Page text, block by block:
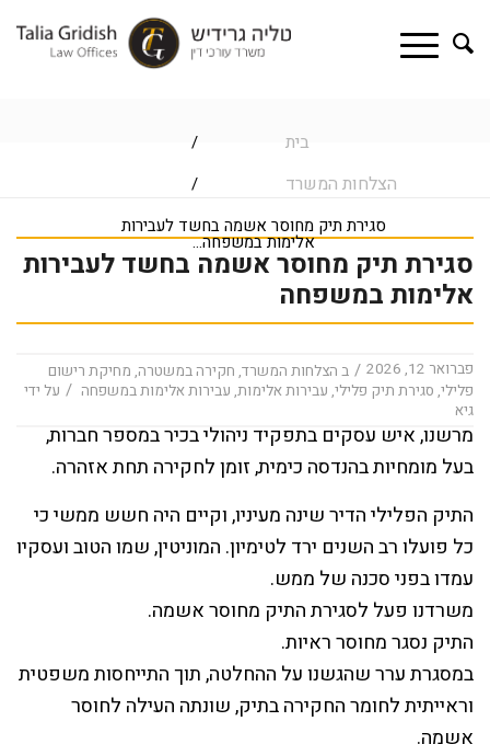
בית /
הצלחות המשרד
/
סגירת תיק מחוסר אשמה בחשד לעבירות
אלימות במשפחה...
סגירת תיק מחוסר אשמה בחשד לעבירות
אלימות במשפחה
פברואר 12, 2026 / ב הצלחות המשרד, חקירה במשטרה, מחיקת רישום
פלילי, סגירת תיק פלילי, עבירות אלימות, עבירות אלימות במשפחה / על ידי
גיא
מרשנו, איש עסקים בתפקיד ניהולי בכיר במספר חברות,
בעל מומחיות בהנדסה כימית, זומן לחקירה תחת אזהרה.
התיק הפלילי הדיר שינה מעיניו, וקיים היה חשש ממשי כי
כל פועלו רב השנים ירד לטימיון. המוניטין, שמו הטוב ועסקיו
עמדו בפני סכנה של ממש.
משרדנו פעל לסגירת התיק מחוסר אשמה.
התיק נסגר מחוסר ראיות.
במסגרת ערר שהגשנו על ההחלטה, תוך התייחסות משפטית
וראייתית לחומר החקירה בתיק, שונתה העילה לחוסר